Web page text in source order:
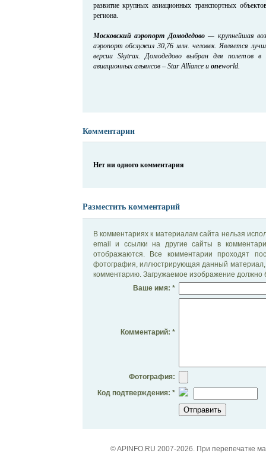
развитие крупных авиационных транспортных
региона.
Московский аэропорт Домодедово— крупнейшая
аэропорт обслужил 30,76 млн. человек. Является
версии Skytrax. Домодедово выбран для полетов
авиационных альянсов – Star Alliance иoneworld.
Комментарии
Нет ни одного комментария
Разместить комментарий
В комментариях к материалам сайта нельзя
email и ссылки на другие сайты в
отображаются. Все комментарии проходят
фотография, иллюстрирующая данный материал,
комментарию. Загружаемое изображение должно
Ваше имя: *
Комментарий: *
Фотография:
Код подтверждения: *
© APINFO.RU 2007-2026. При перепечатке